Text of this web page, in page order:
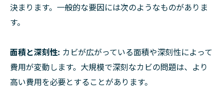
決まります。一般的な要因には次のようなものがありま
す。
面積と深刻性: カビが広がっている面積や深刻性によって
費用が変動します。大規模で深刻なカビの問題は、より
高い費用を必要とすることがあります。